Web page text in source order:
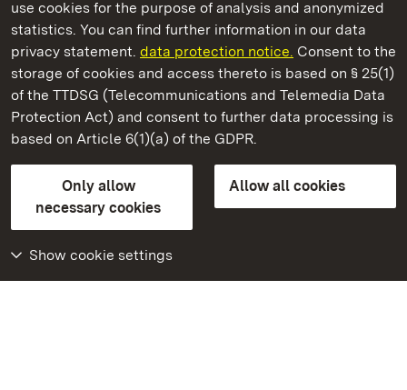
use cookies for the purpose of analysis and anonymized
statistics. You can find further information in our data
privacy statement. data protection notice. Consent to the
storage of cookies and access thereto is based on § 25(1)
of the TTDSG (Telecommunications and Telemedia Data
Protection Act) and consent to further data processing is
based on Article 6(1)(a) of the GDPR.
Only allow
necessary cookies
Allow all cookies
Show cookie settings
State Palaces and Gardens of Baden-Wuerttemberg
Staatliche Schlösser und Gärten Baden‑Württemberg
State Palaces and Gardens of Baden-Wuerttemberg
Contact usFAQMasthead
Declaration on barrier-free access
BITV-konform (geprüfte Seiten)